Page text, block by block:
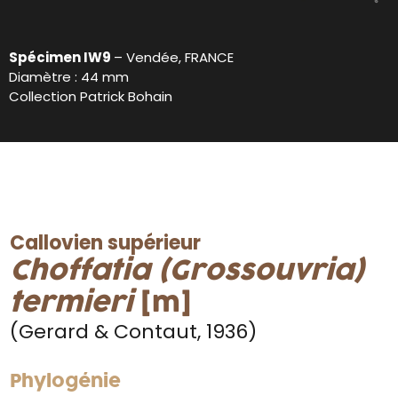
Spécimen IW9 – Vendée, FRANCE
Diamètre : 44 mm
Collection Patrick Bohain
Callovien supérieur
Choffatia (Grossouvria)
termieri[m]
(Gerard & Contaut, 1936)
Phylogénie